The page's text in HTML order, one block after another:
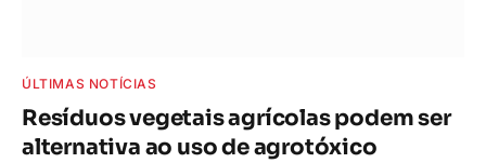
ÚLTIMAS NOTÍCIAS
Resíduos vegetais agrícolas podem ser
alternativa ao uso de agrotóxico